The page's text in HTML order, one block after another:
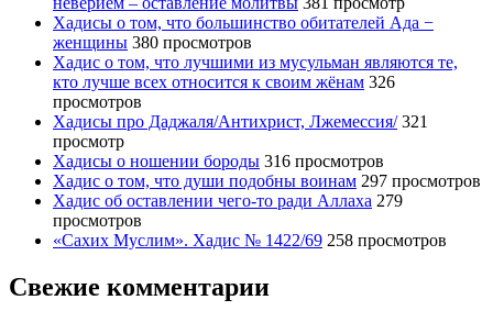
Хадисы о том, что большинство обитателей Ада −
женщины 380 просмотров
Хадис о том, что лучшими из мусульман являются те,
кто лучше всех относится к своим жёнам 326
просмотров
Хадисы про Даджаля/Антихрист, Лжемессия/ 321
просмотр
Хадисы о ношении бороды 316 просмотров
Хадис о том, что души подобны воинам 297 просмотров
Хадис об оставлении чего-то ради Аллаха 279
просмотров
«Сахих Муслим». Хадис № 1422/69 258 просмотров
Свежие комментарии